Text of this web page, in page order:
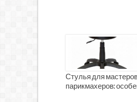
Стулья для
парикмахеров: